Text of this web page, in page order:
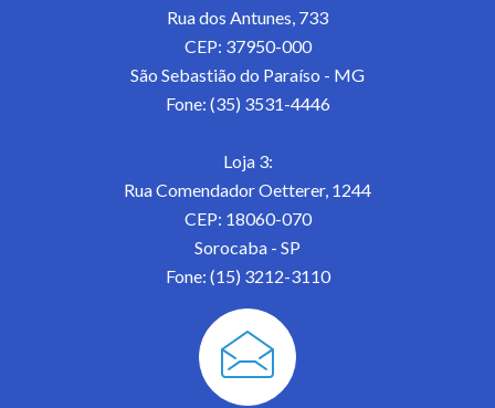
Rua dos Antunes, 733
CEP: 37950-000
São Sebastião do Paraíso - MG
Fone: (35) 3531-4446
Loja 3:
Rua Comendador Oetterer, 1244
CEP: 18060-070
Sorocaba - SP
Fone: (15) 3212-3110